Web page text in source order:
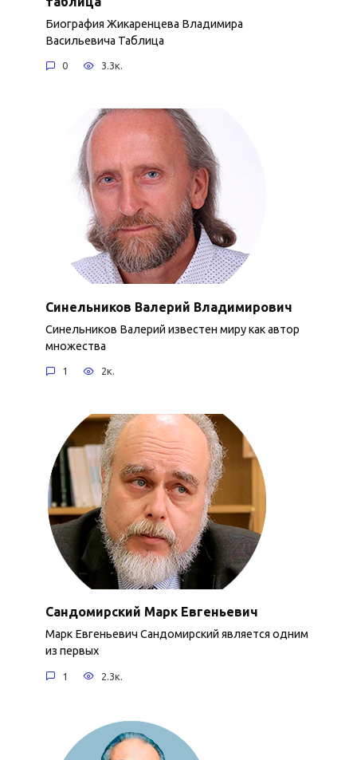
Биография Жикаренцева Владимира
Васильевича Таблица
0 3.3к.
Синельников Валерий Владимирович
Синельников Валерий известен миру как автор
множества
1 2к.
Сандомирский Марк Евгеньевич
Марк Евгеньевич Сандомирский является одним
из первых
1 2.3к.